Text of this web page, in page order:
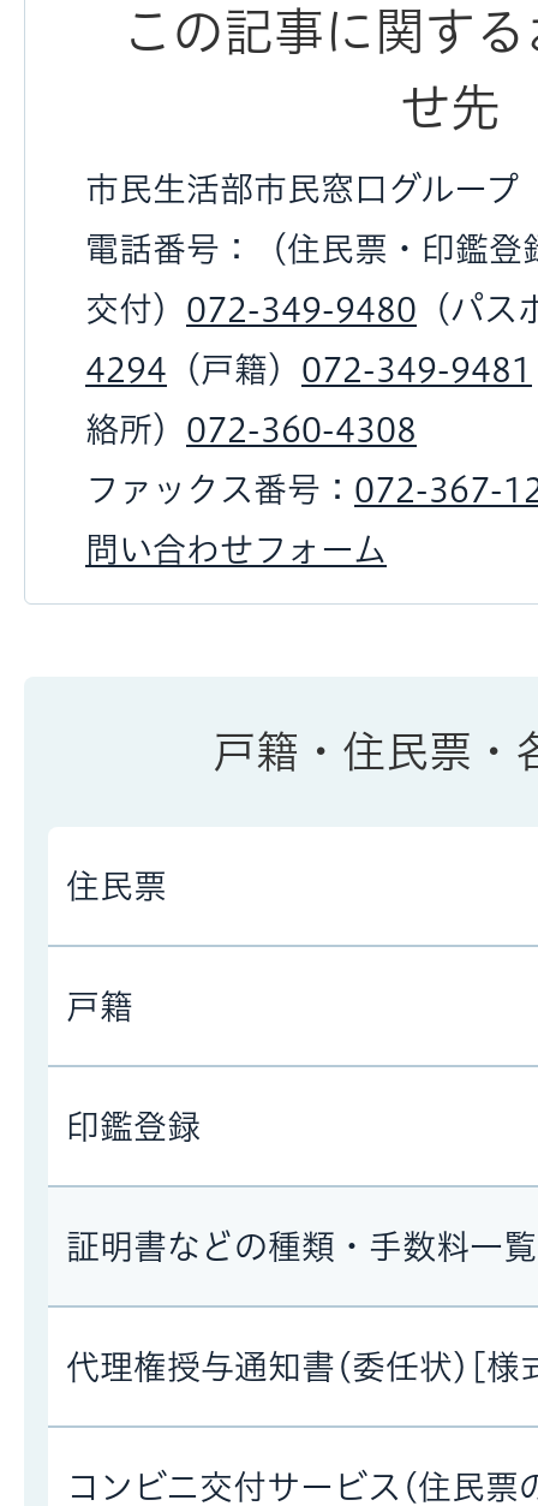
この記事に関す
せ先
市民生活部市民窓口グループ
電話番号：（住民票・印鑑登
交付） 072-349-9480 （パス
4294 （戸籍） 072-349-9481
絡所） 072-360-4308
ファックス番号： 072-367-
問い合わせフォーム
戸籍・住民票・
住民票
戸籍
印鑑登録
証明書などの種類・手数料一覧
代理権授与通知書(委任状)[様
コンビニ交付サービス(住民票